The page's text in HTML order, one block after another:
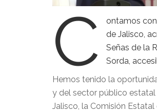
C
ontamos
de Jalisco,
Señas de la
Sorda,
Hemos tenido la
y del sector público estatal
Jalisco, la Comisión